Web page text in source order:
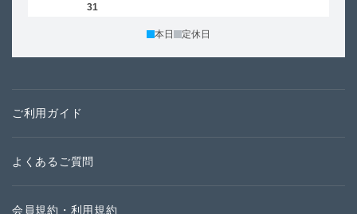
31
本日 定休日
ご利用ガイド
よくあるご質問
会員規約・利用規約